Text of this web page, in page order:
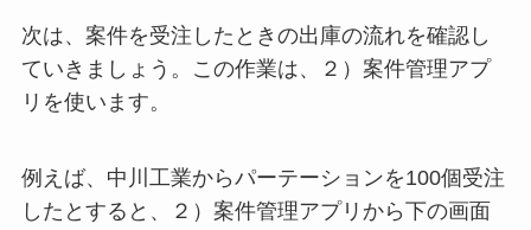
次は、案件を受注したときの出庫の流れを確認し
ていきましょう。この作業は、２）案件管理アプ
リを使います。
例えば、中川工業からパーテーションを100個受注
したとすると、２）案件管理アプリから下の画面